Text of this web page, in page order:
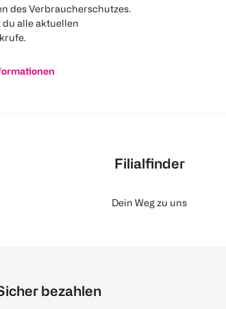
des Verbraucherschutzes.
du alle aktuellen
Filialfinder
Dein Weg zu uns
bezahlen